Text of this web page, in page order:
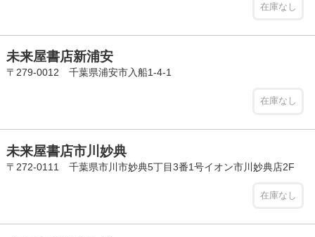
在庫なし
未来屋書店新浦安
〒279-0012 千葉県浦安市入船1-4-1
在庫なし
未来屋書店市川妙典
〒272-0111 千葉県市川市妙典5丁目3番1号イオン市川妙典店2F
在庫なし